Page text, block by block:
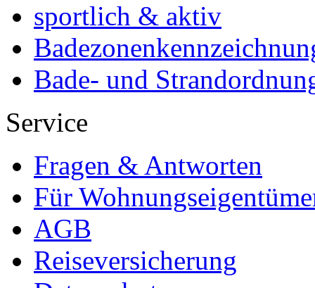
sportlich & aktiv
Bade- und
Service
Fragen & Antworten
Für
AGB
Reiseversicherung